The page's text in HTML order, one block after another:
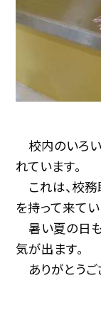
校内のいろ
れています。
これは、校
を持って来てい
暑い夏の日
気が出ます。
ありがとうご